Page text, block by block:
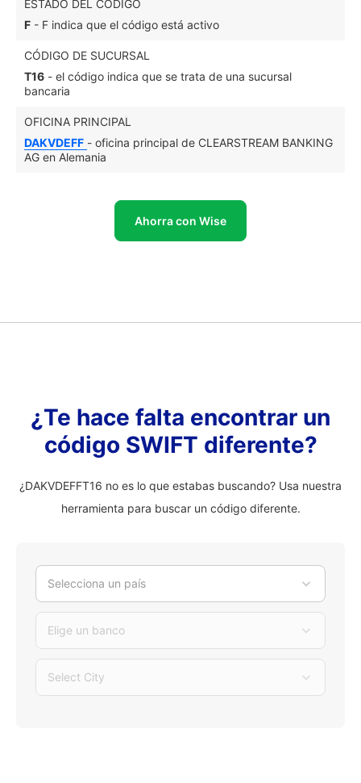
ESTADO DEL CÓDIGO
F - F indica que el código está activo
CÓDIGO DE SUCURSAL
T16 - el código indica que se trata de una sucursal
bancaria
OFICINA PRINCIPAL
DAKVDEFF - oficina principal de CLEARSTREAM BANKING
AG en Alemania
Ahorra con Wise
¿Te hace falta encontrar un
código SWIFT diferente?
¿DAKVDEFFT16 no es lo que estabas buscando? Usa nuestra
herramienta para buscar un código diferente.
Selecciona un país
Elige un banco
Select City